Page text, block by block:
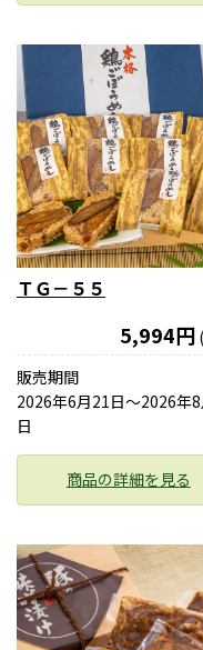
ＴＧ－５５
5,994円
販売期間
2026年6月21日〜2026年
日
商品の詳細を見る